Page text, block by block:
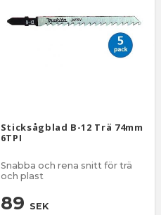
Sticksågblad B-12 Trä 74mm
6TPI
Snabba och rena snitt för trä
och plast
89 SEK